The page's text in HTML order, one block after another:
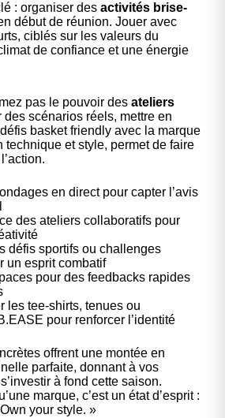
: organiser des activités brise-
début de réunion. Jouer avec
ciblés sur les valeurs du
de confiance et une énergie
pas le pouvoir des ateliers
des scénarios réels, mettre en
basket friendly avec la marque
technique et style, permet de faire
en direct pour capter l’avis
des ateliers collaboratifs pour
défis sportifs ou challenges
un esprit combatif
pour des feedbacks rapides
les tee-shirts, tenues ou
pour renforcer l’identité
offrent une montée en
parfaite, donnant à vos
à fond cette saison.
marque, c’est un état d’esprit :
your style. »